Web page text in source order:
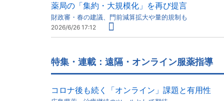
薬局の「集約・大規模化」を再び提言
財政審・春の建議、門前減算拡大や量的規制も
2026/6/26 17:12
特集・連載：遠隔・オンライン服薬指導
コロナ後も続く「オンライン」課題と有用性